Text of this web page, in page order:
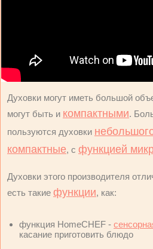
Духовки могут иметь большой
могут быть и компактными.
пользуются духовки
компактные, с функцией
Духовки этого производителя
есть такие функции, как:
функция HomeCHEF -
касание приготовить блюдо